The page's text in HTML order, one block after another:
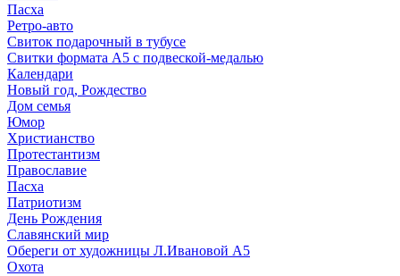
Пасха
Ретро-авто
Свиток подарочный в тубусе
Свитки формата А5 с подвеской-медалью
Календари
Новый год, Рождество
Дом семья
Юмор
Христианство
Протестантизм
Православие
Пасха
Патриотизм
День Рождения
Славянский мир
Обереги от художницы Л.Ивановой А5
Охота